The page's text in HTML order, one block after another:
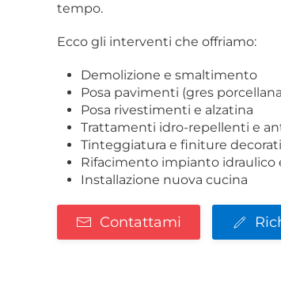
tempo.
Ecco gli interventi che offriamo:
Demolizione e smaltimento
Posa pavimenti (gres
Posa rivestimenti e alzatina
Trattamenti idro-repellenti e
Tinteggiatura e finiture
Rifacimento impianto idraulico
Installazione nuova cucina
Contattami